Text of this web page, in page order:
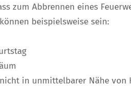
zum Abbrennen eines
beispielsweise sein:
in unmittelbarer Nähe